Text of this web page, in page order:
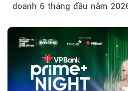
doanh 6 tháng đầu năm